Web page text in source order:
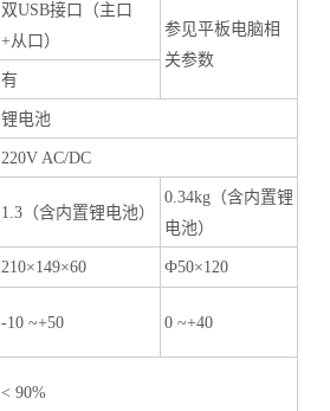
双USB接口（主口
+从口）
参见平板电脑相
关参数
有
锂电池
220V AC/DC
1.3（含内置锂电池）
0.34kg（含内置锂
电池）
210×149×60 Ф50×120
-10 ~+50 0 ~+40
< 90%